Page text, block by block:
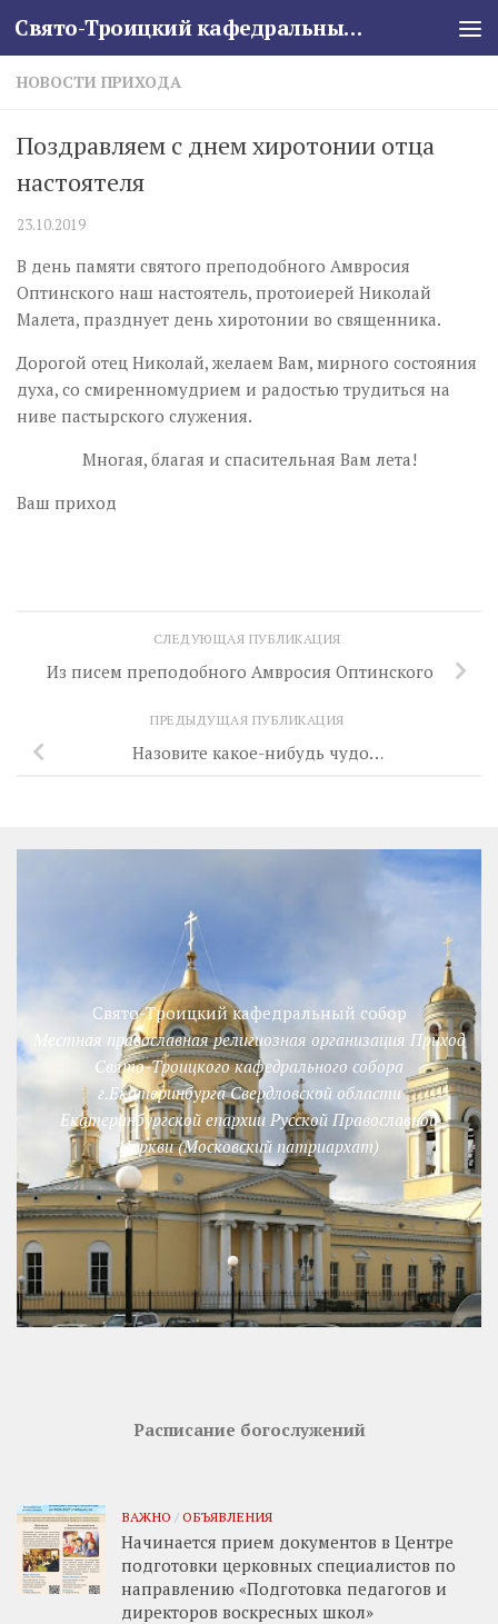
Skip to content Свято-Троицкий кафедральный собор
НОВОСТИ ПРИХОДА
Поздравляем с днем хиротонии отца
настоятеля
23.10.2019
В день памяти святого преподобного Амвросия
Оптинского наш настоятель, протоиерей Николай
Малета, празднует день хиротонии во священника.
Дорогой отец Николай, желаем Вам, мирного состояния
духа, со смиренномудрием и радостью трудиться на
ниве пастырского служения.
Многая, благая и спасительная Вам лета!
Ваш приход
СЛЕДУЮЩАЯ ПУБЛИКАЦИЯ
Из писем преподобного Амвросия Оптинского
ПРЕДЫДУЩАЯ ПУБЛИКАЦИЯ
Назовите какое-нибудь чудо…
Свято-Троицкий кафедральный собор
Местная православная религиозная организация Приход
Свято-Троицкого кафедрального собора
г.Екатеринбурга Свердловской области
Екатеринбургской епархии Русской Православной
Церкви (Московский патриархат)
Расписание богослужений
ВАЖНО / ОБЪЯВЛЕНИЯ
Начинается прием документов в Центре
подготовки церковных специалистов по
направлению «Подготовка педагогов и
директоров воскресных школ»